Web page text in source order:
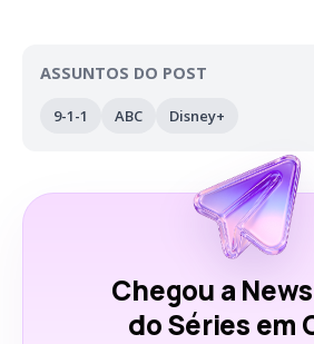
ASSUNTOS DO POST
9-1-1 ABC Disney+
Chegou a
do Séries em